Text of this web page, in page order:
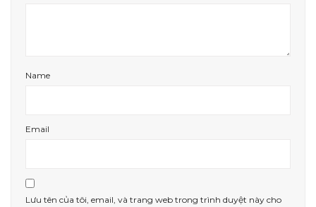
Name
Email
Lưu tên của tôi, email, và trang web trong trình duyệt này cho